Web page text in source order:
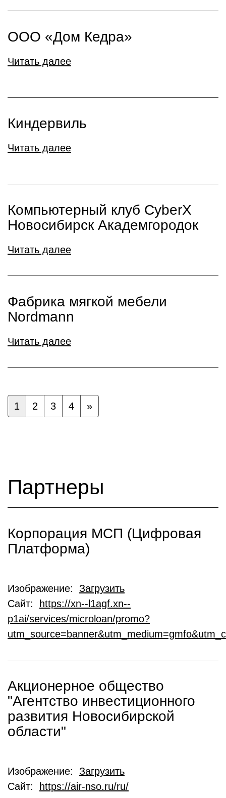
ООО «Дом Кедра»
Читать далее
Киндервиль
Читать далее
Компьютерный клуб CyberX
Новосибирск Академгородок
Читать далее
Фабрика мягкой мебели
Nordmann
Читать далее
1 2 3 4 »
Партнеры
Корпорация МСП (Цифровая
Платформа)
Изображение: Загрузить
Сайт:
https://xn--l1agf.xn--
p1ai/services/microloan/promo?
Акционерное общество
"Агентство инвестиционного
развития Новосибирской
области"
Изображение: Загрузить
Сайт:
https://air-nso.ru/ru/